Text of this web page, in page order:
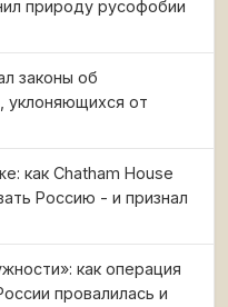
природу русофобии
законы об
уклоняющихся от
как Chatham House
Россию - и признал
как операция
провалилась и